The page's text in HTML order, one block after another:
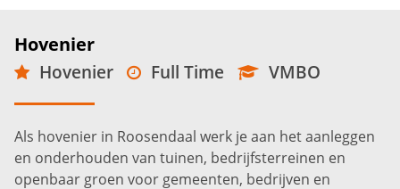
Hovenier
Hovenier Full Time
VMBO
Roosendaal
Als hovenier in Roosendaal werk je aan het aanleggen
en onderhouden van tuinen, bedrijfsterreinen en
openbaar groen voor gemeenten, bedrijven en